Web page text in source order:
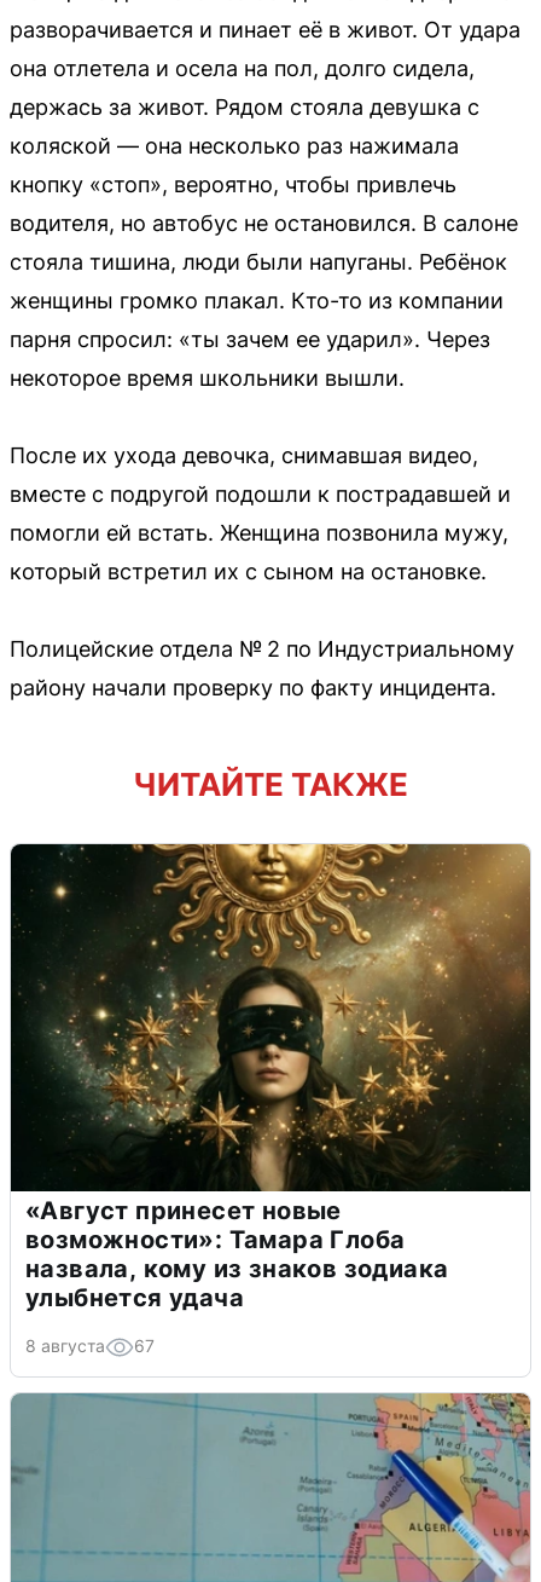
разворачивается и пинает её в живот. От удара
она отлетела и осела на пол, долго сидела,
держась за живот. Рядом стояла девушка с
коляской — она несколько раз нажимала
кнопку «стоп», вероятно, чтобы привлечь
водителя, но автобус не остановился. В салоне
стояла тишина, люди были напуганы. Ребёнок
женщины громко плакал. Кто-то из компании
парня спросил: «ты зачем ее ударил». Через
некоторое время школьники вышли.
После их ухода девочка, снимавшая видео,
вместе с подругой подошли к пострадавшей и
помогли ей встать. Женщина позвонила мужу,
который встретил их с сыном на остановке.
Полицейские отдела № 2 по Индустриальному
району начали проверку по факту инцидента.
ЧИТАЙТЕ ТАКЖЕ
«Август принесет новые
возможности»: Тамара Глоба
назвала, кому из знаков зодиака
улыбнется удача
8 августа 67